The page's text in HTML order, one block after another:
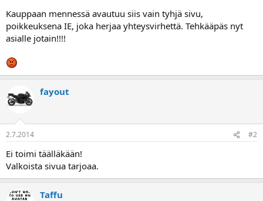
j
a
Kauppaan mennessä avautuu siis vain tyhjä sivu,
poikkeuksena IE, joka herjaa yhteysvirhettä. Tehkääpäs nyt
asialle jotain!!!!
fayout
2.7.2014 #2
Ei toimi täälläkään!
Valkoista sivua tarjoaa.
Taffu